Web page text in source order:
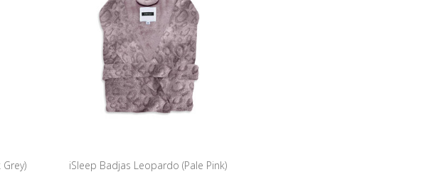
iSleep Badjas Leopardo (Pale Pink)